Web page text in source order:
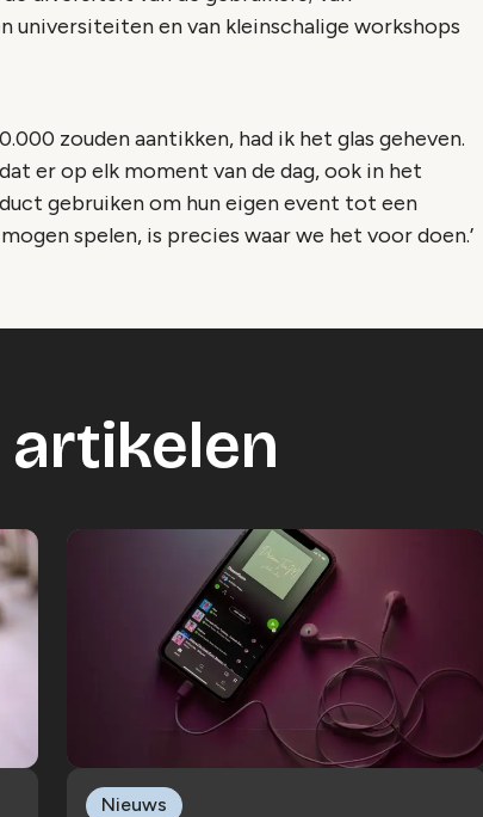
universiteiten en van kleinschalige workshops
zouden aantikken, had ik het glas geheven.
er op elk moment van de dag, ook in het
gebruiken om hun eigen event tot een
spelen, is precies waar we het voor doen.’
Nieuws